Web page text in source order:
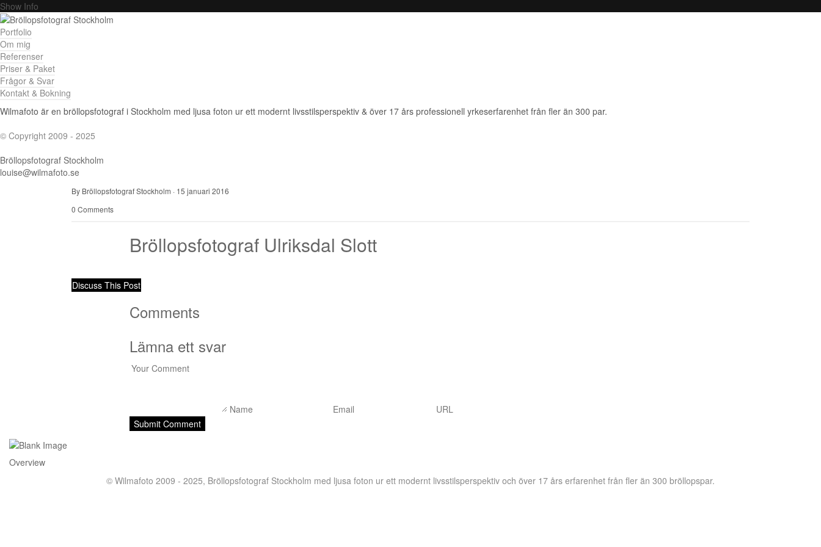
Show Info
Portfolio
Om mig
Referenser
Priser & Paket
Frågor & Svar
Kontakt & Bokning
Wilmafoto är en bröllopsfotograf i Stockholm med ljusa foton ur ett modernt livsstilsperspektiv & över 17 års professionell yrkeserfarenhet från fler än 300 par.
© Copyright 2009 - 2025
Bröllopsfotograf Stockholm
louise@wilmafoto.se
By Bröllopsfotograf Stockholm · 15 januari 2016
0 Comments
Bröllopsfotograf Ulriksdal Slott
Discuss This Post
Comments
Lämna ett svar
Overview
© Wilmafoto 2009 - 2025, Bröllopsfotograf Stockholm med ljusa foton ur ett modernt livsstilsperspektiv och över 17 års erfarenhet från fler än 300 bröllopspar.